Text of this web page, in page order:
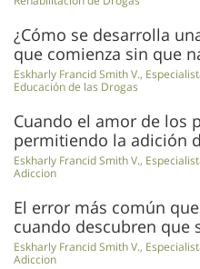
¿Cómo se desarrolla
que comienza sin que
Eskharly Francid Smith V.,
Educación de las Drogas
Cuando el amor de los
permitiendo la adición
Eskharly Francid Smith V.,
Adiccion
El error más común
cuando descubren que
Eskharly Francid Smith V.,
Adiccion